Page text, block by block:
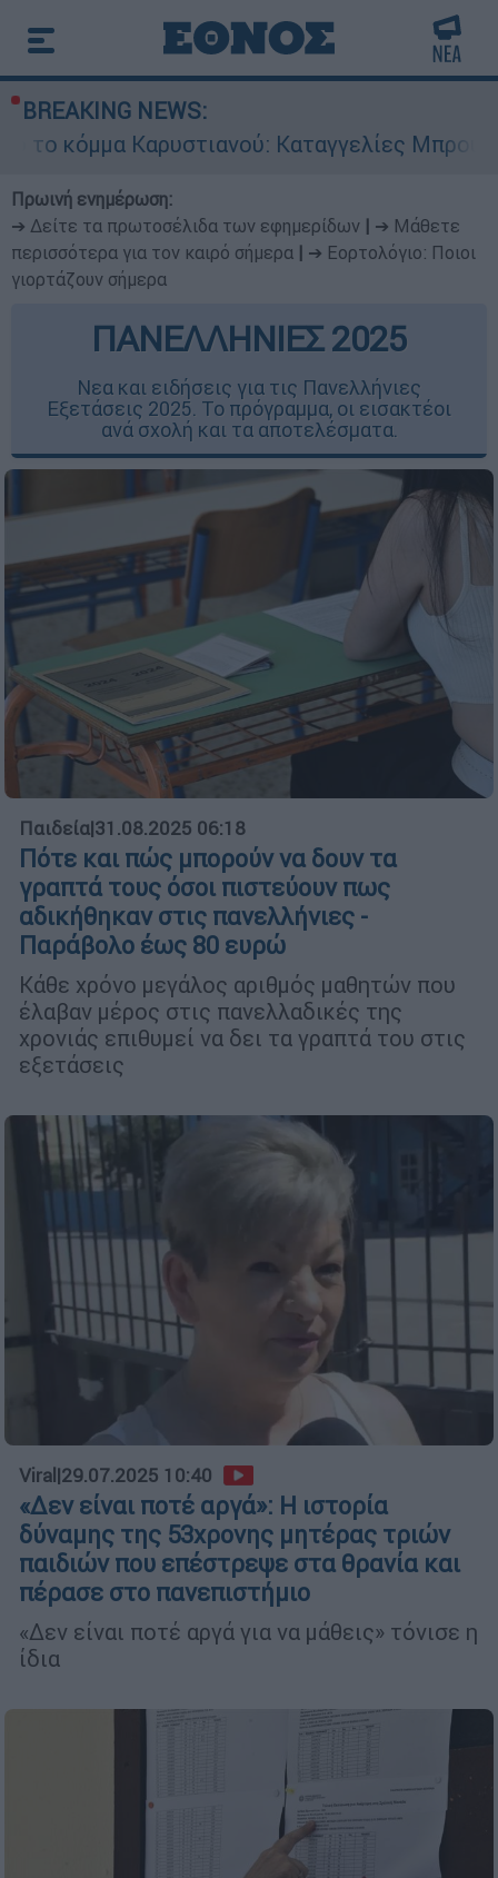
BREAKING NEWS:
Καταγγελίες Μπρουτζάκη για
Πρωινή ενημέρωση:
➔ Δείτε τα πρωτοσέλιδα των εφημερίδων
➔ Μάθετε
περισσότερα για τον καιρό σήμερα
➔ Εορτολόγιο: Ποιοι
γιορτάζουν σήμερα
ΠΑΝΕΛΛΗΝΙΕΣ 2025
Νεα και ειδήσεις για τις Πανελλήνιες
Εξετάσεις 2025. Το πρόγραμμα, οι εισακτέοι
ανά σχολή και τα αποτελέσματα.
Παιδεία|31.08.2025 06:18
Πότε και πώς μπορούν να δουν τα
γραπτά τους όσοι πιστεύουν πως
αδικήθηκαν στις πανελλήνιες -
Παράβολο έως 80 ευρώ
Κάθε χρόνο μεγάλος αριθμός μαθητών που
έλαβαν μέρος στις πανελλαδικές της
χρονιάς επιθυμεί να δει τα γραπτά του στις
εξετάσεις
Viral|29.07.2025 10:40
«Δεν είναι ποτέ αργά»: Η ιστορία
δύναμης της 53χρονης μητέρας τριών
παιδιών που επέστρεψε στα θρανία και
πέρασε στο πανεπιστήμιο
«Δεν είναι ποτέ αργά για να μάθεις» τόνισε η
ίδια